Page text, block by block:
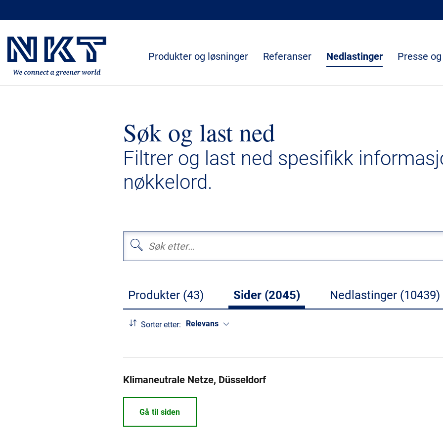
Produkter og løsninger Referanser Nedlastinger Presse
Søk og last ned
Filtrer og last ned spesifikk
nøkkelord.
Produkter (43) Sider (2045) Nedlastinger (10439)
Sorter etter: Relevans
Klimaneutrale Netze, Düsseldorf
Gå til siden